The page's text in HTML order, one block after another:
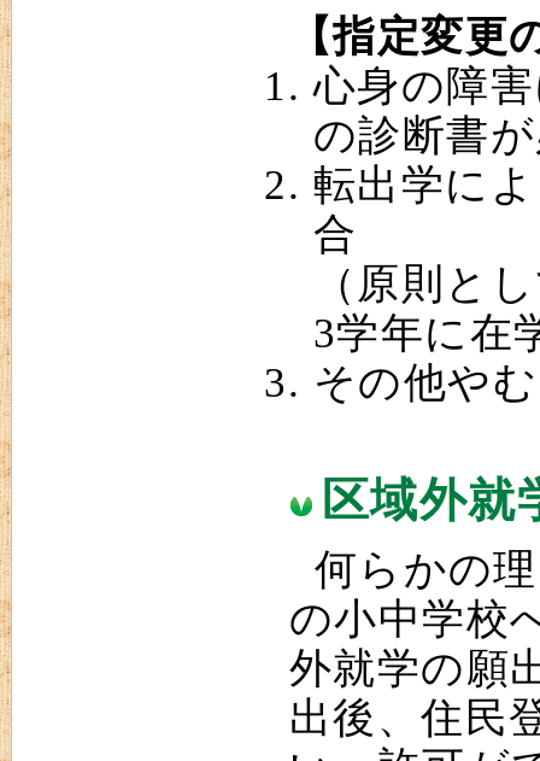
【指定変更
心身の障
の診断書
転出学に
合
（原則と
3学年に在
その他や
区域外就
何らかの
の小中学校
外就学の願
出後、住民